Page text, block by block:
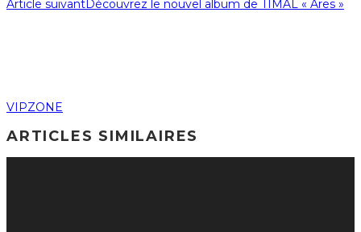
Article suivantDécouvrez le nouvel album de TIMAL « Ares »
VIPZONE
ARTICLES SIMILAIRES